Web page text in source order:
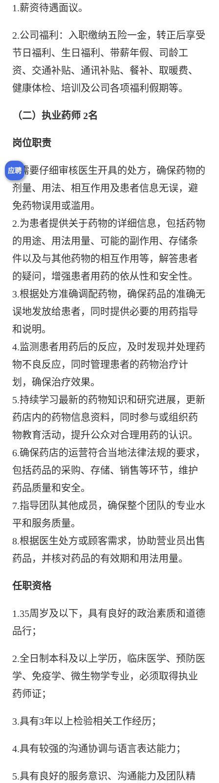
应聘
1.薪资待遇面议。
2.公司福利：入职缴纳五险一金，转正后享受
节日福利、生日福利、带薪年假、司龄工
资、交通补贴、通讯补贴、餐补、取暖费、
健康体检、培训及公司各项福利假期等。
（二）执业药师 2名
岗位职责
1.需要仔细审核医生开具的处方，确保药物的
剂量、用法、相互作用及患者信息无误，避
免药物误用或滥用。
2.为患者提供关于药物的详细信息，包括药物
的用途、用法用量、可能的副作用、存储条
件以及与其他药物的相互作用等，解答患者
的疑问，增强患者用药的依从性和安全性。
3.根据处方准确调配药物，确保药品的准确无
误地发放给患者，同时提供必要的用药指导
和说明。
4.监测患者用药后的反应，及时发现并处理药
物不良反应，同时管理患者的药物治疗计
划，确保治疗效果。
5.持续学习最新的药物知识和研究进展，更新
药店内的药物信息资料，同时参与或组织药
物教育活动，提升公众对合理用药的认识。
6.确保药店的运营符合当地法律法规的要求，
包括药品的采购、存储、销售等环节，维护
药品质量和安全。
7.指导团队其他成员，确保整个团队的专业水
平和服务质量。
8.根据医生处方或顾客需求，协助营业员出售
药品，并核对药品的有效期和用法用量。
任职资格
1.35周岁及以下，具有良好的政治素质和道德
品行；
2.全日制本科及以上学历，临床医学、预防医
学、免疫学、微生物学专业，必须取得执业
药师证；
3.具有3年以上检验相关工作经历；
4.具有较强的沟通协调与语言表达能力；
5.具有良好的服务意识、沟通能力及团队精